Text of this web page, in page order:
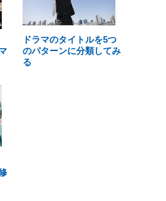
ドラマのタイトルを5つ
のパターンに分類してみ
る